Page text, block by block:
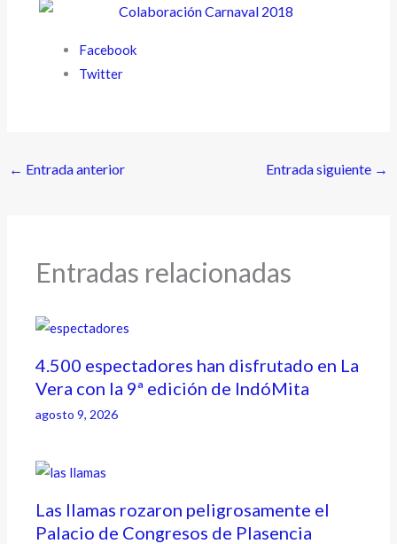
Facebook
Twitter
← Entrada anterior Entrada siguiente →
Entradas relacionadas
4.500 espectadores han disfrutado en La
Vera con la 9ª edición de IndóMita
agosto 9, 2026
Las llamas rozaron peligrosamente el
Palacio de Congresos de Plasencia